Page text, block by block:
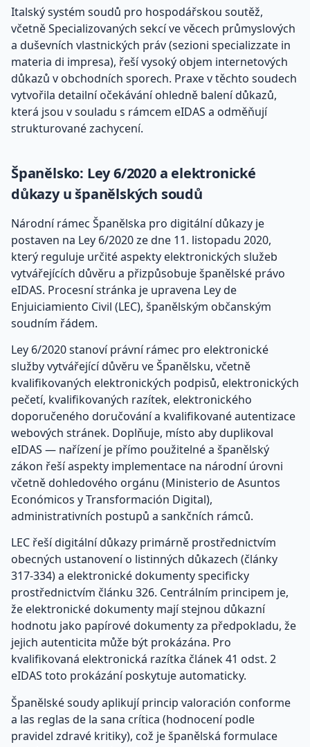
Italský systém soudů pro hospodářskou soutěž,
včetně Specializovaných sekcí ve věcech průmyslových
a duševních vlastnických práv (sezioni specializzate in
materia di impresa), řeší vysoký objem internetových
důkazů v obchodních sporech. Praxe v těchto soudech
vytvořila detailní očekávání ohledně balení důkazů,
která jsou v souladu s rámcem eIDAS a odměňují
strukturované zachycení.
Španělsko: Ley 6/2020 a elektronické
důkazy u španělských soudů
Národní rámec Španělska pro digitální důkazy je
postaven na Ley 6/2020 ze dne 11. listopadu 2020,
který reguluje určité aspekty elektronických služeb
vytvářejících důvěru a přizpůsobuje španělské právo
eIDAS. Procesní stránka je upravena Ley de
Enjuiciamiento Civil (LEC), španělským občanským
soudním řádem.
Ley 6/2020 stanoví právní rámec pro elektronické
služby vytvářející důvěru ve Španělsku, včetně
kvalifikovaných elektronických podpisů, elektronických
pečetí, kvalifikovaných razítek, elektronického
doporučeného doručování a kvalifikované autentizace
webových stránek. Doplňuje, místo aby duplikoval
eIDAS — nařízení je přímo použitelné a španělský
zákon řeší aspekty implementace na národní úrovni
včetně dohledového orgánu (Ministerio de Asuntos
Económicos y Transformación Digital),
administrativních postupů a sankčních rámců.
LEC řeší digitální důkazy primárně prostřednictvím
obecných ustanovení o listinných důkazech (články
317-334) a elektronické dokumenty specificky
prostřednictvím článku 326. Centrálním principem je,
že elektronické dokumenty mají stejnou důkazní
hodnotu jako papírové dokumenty za předpokladu, že
jejich autenticita může být prokázána. Pro
kvalifikovaná elektronická razítka článek 41 odst. 2
eIDAS toto prokázání poskytuje automaticky.
Španělské soudy aplikují princip valoración conforme
a las reglas de la sana crítica (hodnocení podle
pravidel zdravé kritiky), což je španělská formulace